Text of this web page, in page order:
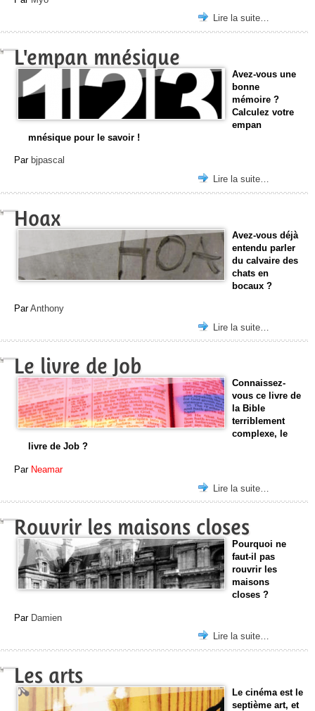
Lire la suite…
L'empan mnésique
Avez-vous une
bonne
mémoire ?
Calculez votre
empan
mnésique pour le savoir !
Par bjpascal
Lire la suite…
Hoax
Avez-vous déjà
entendu parler
du calvaire des
chats en
bocaux ?
ParAnthony
Lire la suite…
Le livre de Job
Connaissez-
vous ce livre de
la Bible
terriblement
complexe, le
livre de Job ?
Par Neamar
Lire la suite…
Rouvrir les maisons closes
Pourquoi ne
faut-il pas
rouvrir les
maisons
closes ?
Par Damien
Lire la suite…
Les arts
Le cinéma est le
septième art, et